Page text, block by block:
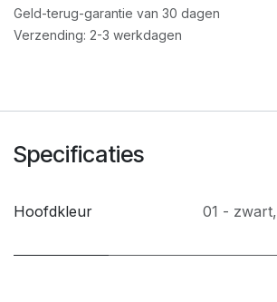
Geld-terug-garantie van 30 dagen
Verzending: 2-3 werkdagen
Specificaties
Hoofdkleur 01 - zwart,